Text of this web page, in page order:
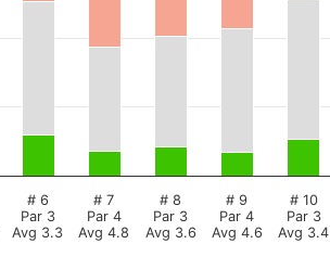
# 6
Par 3
Avg 3.3
# 7
Par 4
Avg 4.8
# 8
Par 3
Avg 3.6
# 9
Par 4
Avg 4.6
# 10
Par 3
Avg 3.4